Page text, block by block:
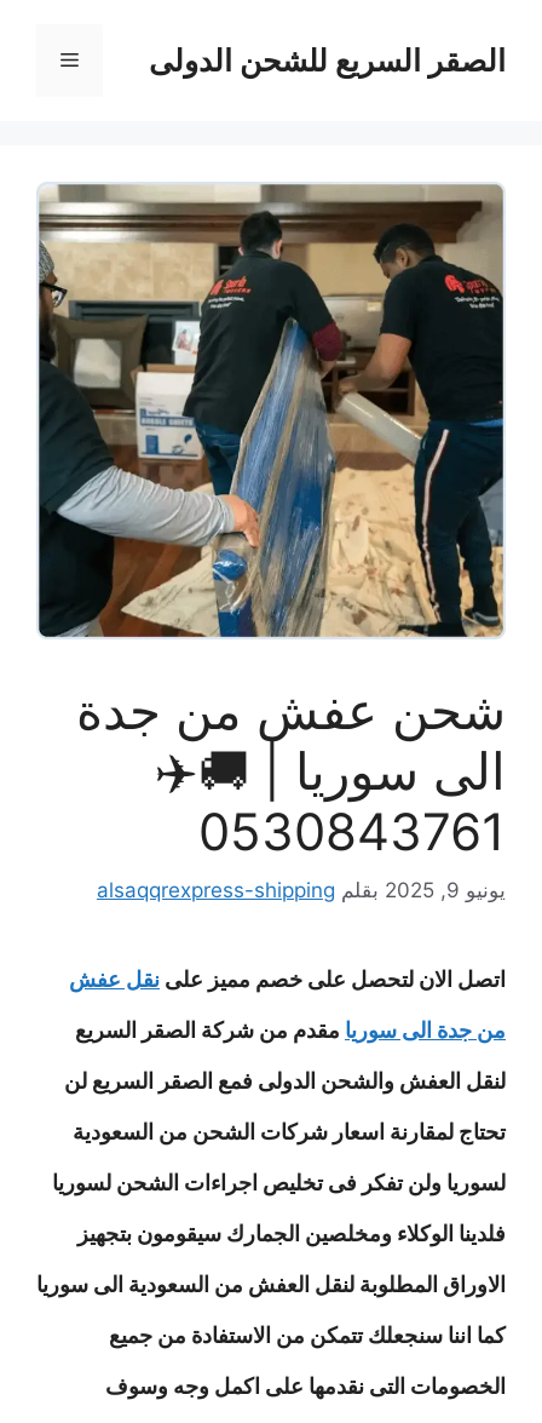
الصقر السريع للشحن الدولى القائمة
شحن عفش من جدة
الى سوريا | 🚚✈️
0530843761
يونيو 9, 2025 بقلم alsaqqrexpress-shipping
اتصل الان لتحصل على خصم مميز على نقل عفش
من جدة الى سوريامقدم من شركة الصقر السريع
لنقل العفش والشحن الدولى فمع الصقر السريع لن
تحتاج لمقارنة اسعار شركات الشحن من السعودية
لسوريا ولن تفكر فى تخليص اجراءات الشحن لسوريا
فلدينا الوكلاء ومخلصين الجمارك سيقومون بتجهيز
الاوراق المطلوبة لنقل العفش من السعودية الى سوريا
كما اننا سنجعلك تتمكن من الاستفادة من جميع
الخصومات التى نقدمها على اكمل وجه وسوف